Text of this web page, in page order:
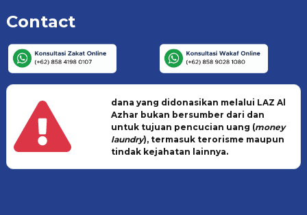
Contact
dana yang didonasikan melalui LAZ Al
Azhar bukan bersumber dari dan
untuk tujuan pencucian uang (money
laundry), termasuk terorisme maupun
tindak kejahatan lainnya.